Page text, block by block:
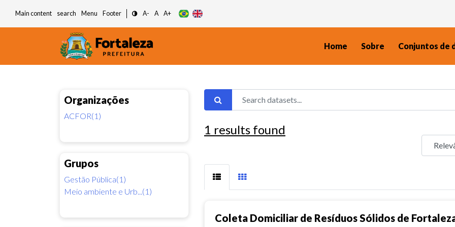
Main content search Menu Footer A- A A+
Home Sobre Conjuntos de
Organizações
ACFOR(1)
Grupos
Gestão Pública(1)
Meio ambiente e Urb...(1)
1 results found
Coleta Domiciliar de Resíduos Sólidos de